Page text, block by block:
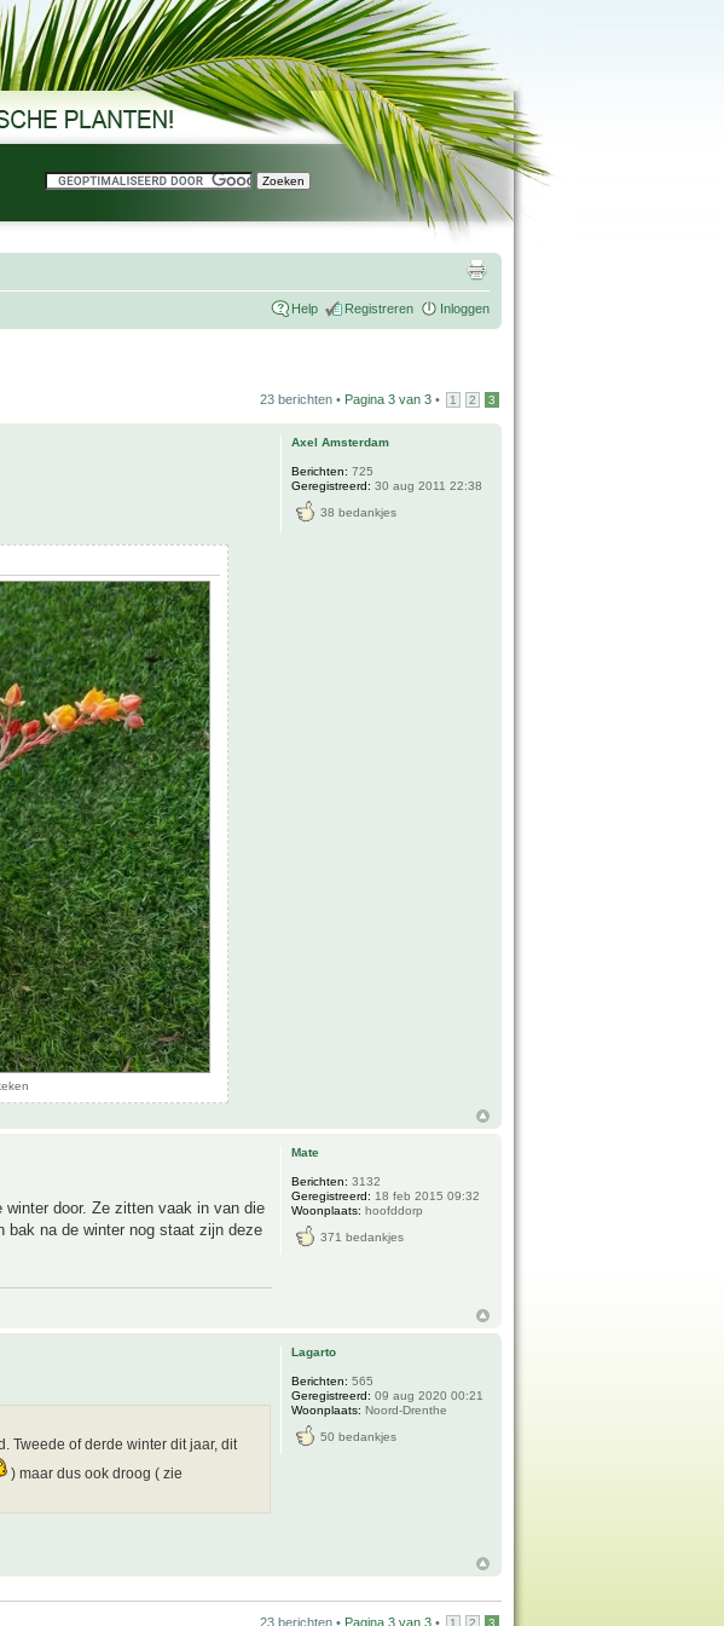
Help Registreren Inloggen
23 berichten • Pagina 3 van 3 • 1 2 3
Axel Amsterdam
Berichten: 725
Geregistreerd: 30 aug 2011 22:38
38 bedankjes
winter door. Ze zitten vaak in van die
bak na de winter nog staat zijn deze
Mate
Berichten: 3132
Geregistreerd: 18 feb 2015 09:32
Woonplaats: hoofddorp
371 bedankjes
Tweede of derde winter dit jaar, dit
) maar dus ook droog ( zie
Lagarto
Berichten: 565
Geregistreerd: 09 aug 2020 00:21
Woonplaats: Noord-Drenthe
50 bedankjes
23 berichten • Pagina 3 van 3 • 1 2 3